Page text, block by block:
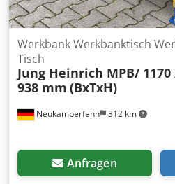
Neukamperfehn 312 km
Werkbank Werkbanktisch
Tisch
Jung Heinrich MPB/ 1170
938 mm (BxTxH)
Anfragen